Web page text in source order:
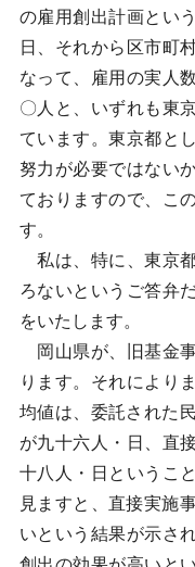
の雇用創出計画とい
日、それから区市町
なって、雇用の実人
〇人と、いずれも東
ています。東京都と
努力が必要ではない
ておりますので、こ
す。
私は、特に、東京
ろないというご答弁
をいたします。
岡山県が、旧基金
ります。それにより
均値は、委託された
が九十六人・日、直
十八人・日というこ
見ますと、直接実施
いという結果が示さ